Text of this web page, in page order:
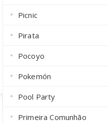
Picnic
Pirata
Pocoyo
Pokemón
Pool Party
Primeira Comunhão